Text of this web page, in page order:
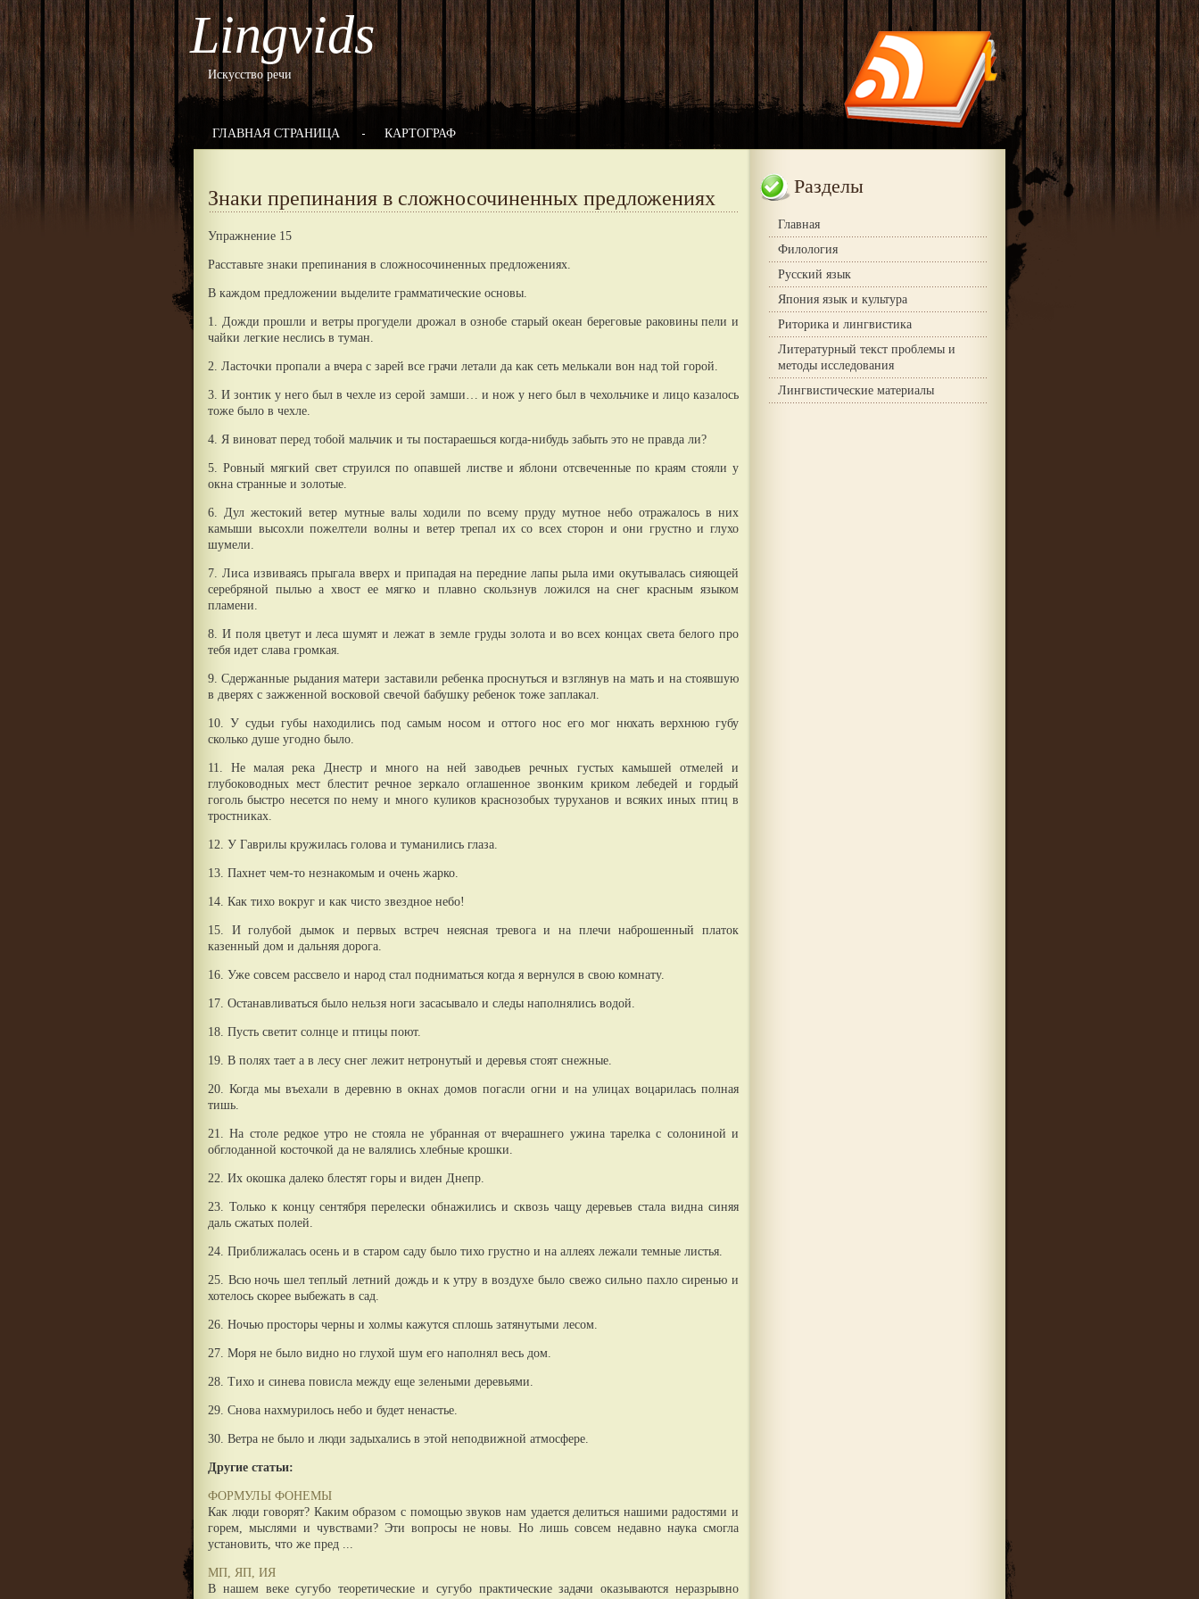
Lingvids
Искусство речи
ГЛАВНАЯ СТРАНИЦА КАРТОГРАФ
Знаки препинания в сложносочиненных предложениях
Упражнение 15
Расставьте знаки препинания в сложносочиненных предложениях.
В каждом предложении выделите грамматические основы.
1. Дожди прошли и ветры прогудели дрожал в ознобе старый океан береговые раковины пели и
чайки легкие неслись в туман.
2. Ласточки пропали а вчера с зарей все грачи летали да как сеть мелькали вон над той горой.
3. И зонтик у него был в чехле из серой замши… и нож у него был в чехольчике и лицо казалось
тоже было в чехле.
4. Я виноват перед тобой мальчик и ты постараешься когда-нибудь забыть это не правда ли?
5. Ровный мягкий свет струился по опавшей листве и яблони отсвеченные по краям стояли у
окна странные и золотые.
6. Дул жестокий ветер мутные валы ходили по всему пруду мутное небо отражалось в них
камыши высохли пожелтели волны и ветер трепал их со всех сторон и они грустно и глухо
шумели.
7. Лиса извиваясь прыгала вверх и припадая на передние лапы рыла ими окутывалась сияющей
серебряной пылью а хвост ее мягко и плавно скользнув ложился на снег красным языком
пламени.
8. И поля цветут и леса шумят и лежат в земле груды золота и во всех концах света белого про
тебя идет слава громкая.
9. Сдержанные рыдания матери заставили ребенка проснуться и взглянув на мать и на стоявшую
в дверях с зажженной восковой свечой бабушку ребенок тоже заплакал.
10. У судьи губы находились под самым носом и оттого нос его мог нюхать верхнюю губу
сколько душе угодно было.
11. Не малая река Днестр и много на ней заводьев речных густых камышей отмелей и
глубоководных мест блестит речное зеркало оглашенное звонким криком лебедей и гордый
гоголь быстро несется по нему и много куликов краснозобых туруханов и всяких иных птиц в
тростниках.
12. У Гаврилы кружилась голова и туманились глаза.
13. Пахнет чем-то незнакомым и очень жарко.
14. Как тихо вокруг и как чисто звездное небо!
15. И голубой дымок и первых встреч неясная тревога и на плечи наброшенный платок
казенный дом и дальняя дорога.
16. Уже совсем рассвело и народ стал подниматься когда я вернулся в свою комнату.
17. Останавливаться было нельзя ноги засасывало и следы наполнялись водой.
18. Пусть светит солнце и птицы поют.
19. В полях тает а в лесу снег лежит нетронутый и деревья стоят снежные.
20. Когда мы въехали в деревню в окнах домов погасли огни и на улицах воцарилась полная
тишь.
21. На столе редкое утро не стояла не убранная от вчерашнего ужина тарелка с солониной и
обглоданной косточкой да не валялись хлебные крошки.
22. Их окошка далеко блестят горы и виден Днепр.
23. Только к концу сентября перелески обнажились и сквозь чащу деревьев стала видна синяя
даль сжатых полей.
24. Приближалась осень и в старом саду было тихо грустно и на аллеях лежали темные листья.
25. Всю ночь шел теплый летний дождь и к утру в воздухе было свежо сильно пахло сиренью и
хотелось скорее выбежать в сад.
26. Ночью просторы черны и холмы кажутся сплошь затянутыми лесом.
27. Моря не было видно но глухой шум его наполнял весь дом.
28. Тихо и синева повисла между еще зелеными деревьями.
29. Снова нахмурилось небо и будет ненастье.
30. Ветра не было и люди задыхались в этой неподвижной атмосфере.
Другие статьи:
ФОРМУЛЫ ФОНЕМЫ
Как люди говорят? Каким образом с помощью звуков нам удается делиться нашими радостями и
горем, мыслями и чувствами? Эти вопросы не новы. Но лишь совсем недавно наука смогла
установить, что же пред ...
МП, ЯП, ИЯ
В нашем веке сугубо теоретические и сугубо практические задачи оказываются неразрывно
Разделы
Главная
Филология
Русский язык
Япония язык и культура
Риторика и лингвистика
Литературный текст проблемы и
методы исследования
Лингвистические материалы